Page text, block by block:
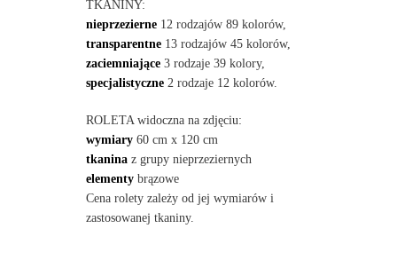
TKANINY:
nieprzezierne12 rodzajów 89 kolorów,
transparentne13 rodzajów 45 kolorów,
zaciemniające3 rodzaje 39 kolory,
specjalistyczne2 rodzaje 12 kolorów.
ROLETA widoczna na zdjęciu:
wymiary60 cm x 120 cm
tkaninaz grupy nieprzeziernych
elementybrązowe
Cena rolety zależy od jej wymiarów i
zastosowanej tkaniny.